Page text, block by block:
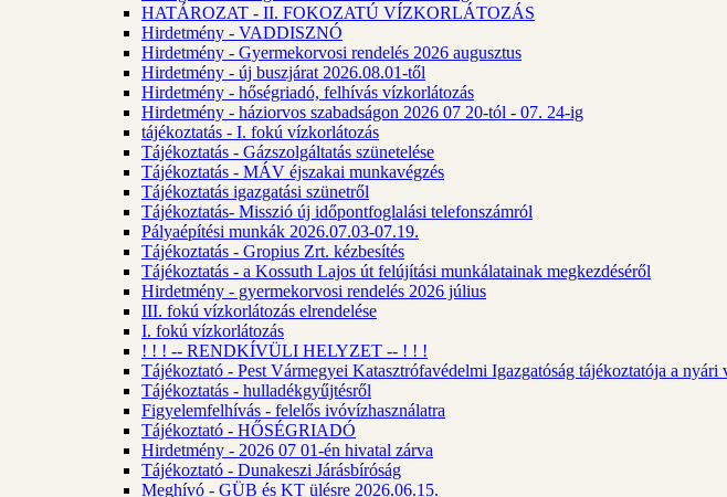
HATÁROZAT - II. FOKOZATÚ VÍZKORLÁTOZÁS
Hirdetmény - VADDISZNÓ
Hirdetmény - Gyermekorvosi rendelés 2026 augusztus
Hirdetmény - új buszjárat 2026.08.01-től
Hirdetmény - hőségriadó, felhívás vízkorlátozás
Hirdetmény - háziorvos szabadságon 2026 07 20-tól - 07. 24-ig
tájékoztatás - I. fokú vízkorlátozás
Tájékoztatás - Gázszolgáltatás szünetelése
Tájékoztatás - MÁV éjszakai munkavégzés
Tájékoztatás igazgatási szünetről
Tájékoztatás- Misszió új időpontfoglalási telefonszámról
Pályaépítési munkák 2026.07.03-07.19.
Tájékoztatás - Gropius Zrt. kézbesítés
Tájékoztatás - a Kossuth Lajos út felújítási munkálatainak megkezdéséről
Hirdetmény - gyermekorvosi rendelés 2026 július
III. fokú vízkorlátozás elrendelése
I. fokú vízkorlátozás
! ! ! -- RENDKÍVÜLI HELYZET -- ! ! !
Tájékoztató - Pest Vármegyei Katasztrófavédelmi Igazgatóság tájékoztatója a nyári
Tájékoztatás - hulladékgyűjtésről
Figyelemfelhívás - felelős ivóvízhasználatra
Tájékoztató - HŐSÉGRIADÓ
Hirdetmény - 2026 07 01-én hivatal zárva
Tájékoztató - Dunakeszi Járásbíróság
Meghívó - GÜB és KT ülésre 2026.06.15.